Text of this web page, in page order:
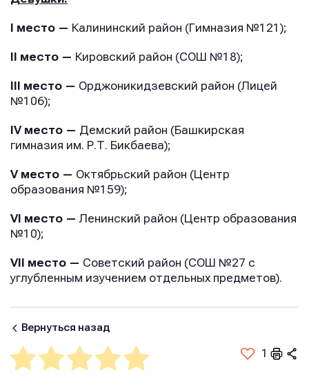
I место — Калининский район (Гимназия №121);
II место — Кировский район (СОШ №18);
III место — Орджоникидзевский район (Лицей
№106);
IV место — Демский район (Башкирская
гимназия им. Р.Т. Бикбаева);
V место — Октябрьский район (Центр
образования №159);
VI место —Ленинский район (Центр образования
№10);
VII место — Советский район (СОШ №27 с
углубленным изучением отдельных предметов).
Вернуться назад
1
Имя
E-mail
Имя
E-mail
Имя
E-mail